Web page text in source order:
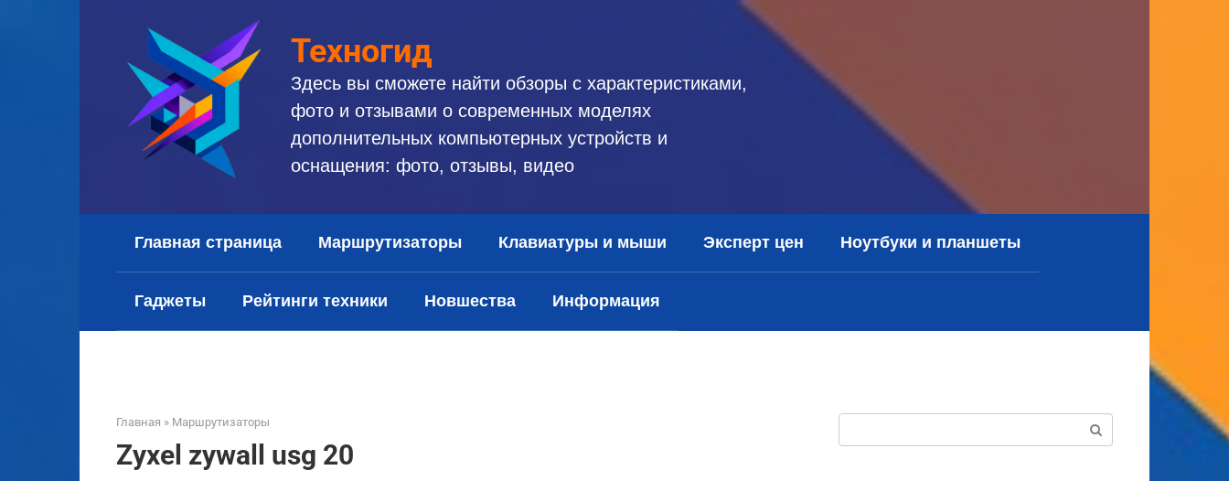
Техногид
Здесь вы сможете найти обзоры с характеристиками,
фото и отзывами о современных моделях
дополнительных компьютерных устройств и
оснащения: фото, отзывы, видео
Главная страница Маршрутизаторы Клавиатуры и мыши Эксперт цен Ноутбуки и планшеты
Гаджеты Рейтинги техники Новшества Информация
Главная » Маршрутизаторы
Zyxel zywall usg 20